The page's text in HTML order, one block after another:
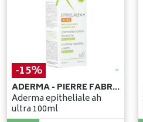
-15%
ADERMA - PIERRE FABRE BENELUX
Aderma epitheliale ah
ultra 100ml